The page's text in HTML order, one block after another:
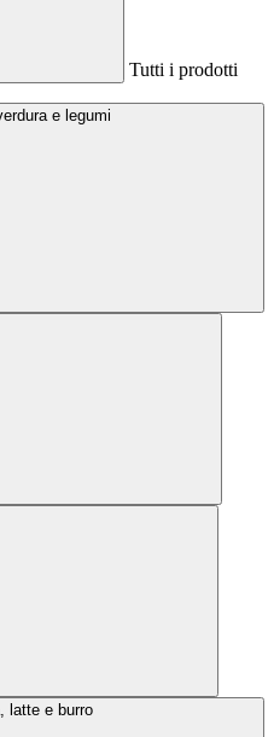
Tutti i prodotti
e legumi
latte e burro